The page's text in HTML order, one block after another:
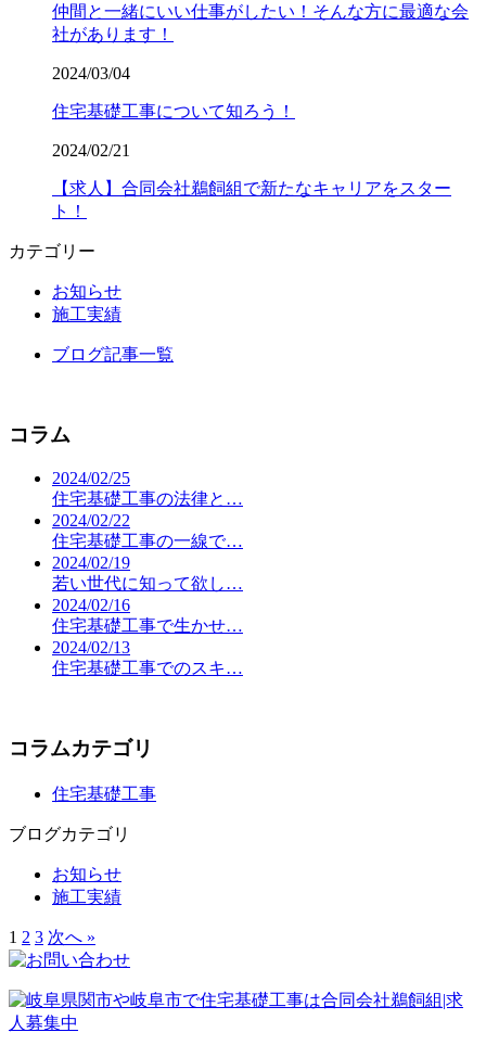
仲間と一緒にいい仕事がしたい！そんな方に最適な会
社があります！
2024/03/04
住宅基礎工事について知ろう！
2024/02/21
【求人】合同会社鵜飼組で新たなキャリアをスター
ト！
カテゴリー
お知らせ
施工実績
ブログ記事一覧
コラム
2024/02/25
住宅基礎工事の法律と…
2024/02/22
住宅基礎工事の一線で…
2024/02/19
若い世代に知って欲し…
2024/02/16
住宅基礎工事で生かせ…
2024/02/13
住宅基礎工事でのスキ…
コラムカテゴリ
住宅基礎工事
ブログカテゴリ
お知らせ
施工実績
1 2 3 次へ »